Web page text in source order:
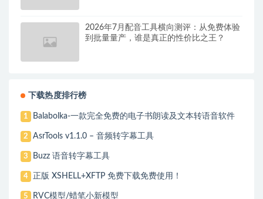
2026年7月配音工具横向测评：从免费体验
到批量量产，谁是真正的性价比之王？
下载热度排行榜
1 Balabolka-一款完全免费的电子书朗读及文本转语音软件
2 AsrTools v1.1.0 – 音频转字幕工具
3 Buzz 语音转字幕工具
4 正版 XSHELL+XFTP 免费下载免费使用！
5 RVC模型/蜡笔小新模型